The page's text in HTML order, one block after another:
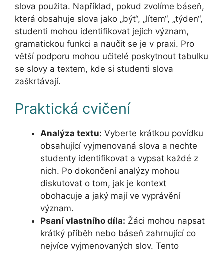
slova použita. Například, pokud zvolíme báseň,
která obsahuje slova jako „být“, „lítem“, „týden“,
studenti mohou identifikovat jejich význam,
gramatickou funkci a naučit se je v praxi. Pro
větší podporu mohou učitelé poskytnout tabulku
se slovy a textem, kde si studenti slova
zaškrtávají.
Praktická cvičení
Analýza textu: Vyberte krátkou povídku
obsahující vyjmenovaná slova a nechte
studenty identifikovat a vypsat každé z
nich. Po dokončení analýzy mohou
diskutovat o tom, jak je kontext
obohacuje a jaký mají ve vyprávění
význam.
Psaní vlastního díla: Žáci mohou napsat
krátký příběh nebo báseň zahrnující co
nejvíce vyjmenovaných slov. Tento